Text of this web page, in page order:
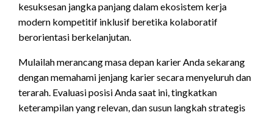
kesuksesan jangka panjang dalam ekosistem kerja
modern kompetitif inklusif beretika kolaboratif
berorientasi berkelanjutan.
Mulailah merancang masa depan karier Anda sekarang
dengan memahami jenjang karier secara menyeluruh dan
terarah. Evaluasi posisi Anda saat ini, tingkatkan
keterampilan yang relevan, dan susun langkah strategis